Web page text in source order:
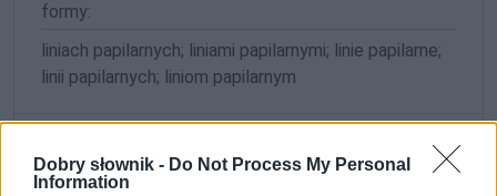
Dobry słownik - Do Not Process My Personal
Information
formy:
liniach papilarnych; liniami papilarnymi; linie papilarne;
linii papilarnych; liniom papilarnym